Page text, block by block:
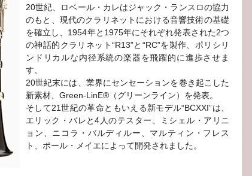
20世紀、ロベール・カレはジャック・ランスロの協力
のもと、現代のクラリネットにおける音響技術の基礎
を確立し、1954年と1975年にそれぞれ発表された2つ
の神話的クラリネット“R13”と“RC”を製作、ポリシリ
ンドリカルな内径系統の楽器を飛躍的に進歩させま
す。
20世紀末には、業界にセンセーションを巻き起こした
新素材、Green-LinE®（グリーンライン）を発表。
そして21世紀の革命ともいえる新モデル“BCXXI”は、
エリック・バレと4人のテスター、ミシェル・アリニ
ョン、ニコラ・バルディルー、マルティン・フレス
ト、ポール・メイエによって開発されました。